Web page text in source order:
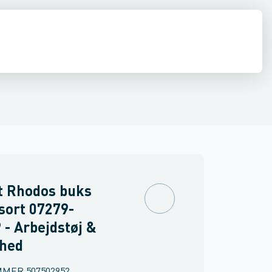
Rhodos buks
07279-
- Arbejdstøj &